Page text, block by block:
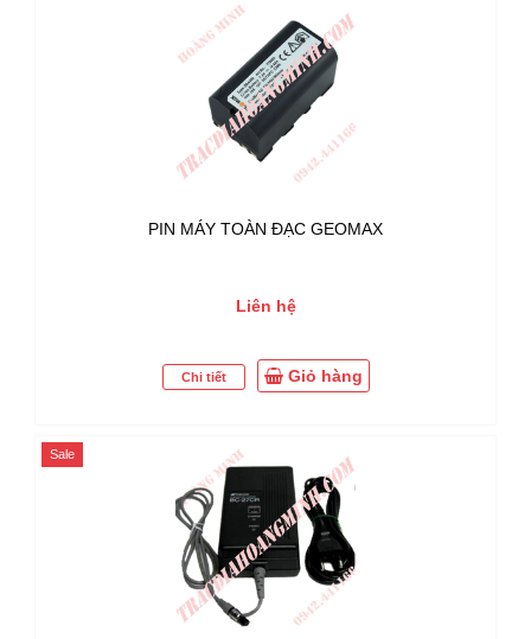
PIN MÁY TOÀN ĐẠC GEOMAX
Liên hệ
Chi tiết Giỏ hàng
Sale